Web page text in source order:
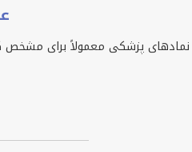
نمادهای پزشکی معمولاً برای مشخص